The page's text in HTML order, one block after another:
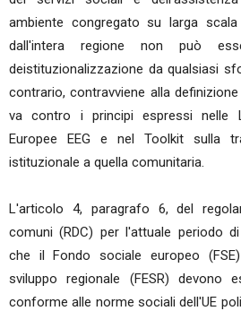
ambiente congregato su larga
dall'intera regione non può
deistituzionalizzazione da qualsiasi
contrario, contravviene alla
va contro i principi espressi nelle
Europee EEG e nel Toolkit sulla
istituzionale a quella comunitaria.
L'articolo 4, paragrafo 6, del
comuni (RDC) per l'attuale periodo
che il Fondo sociale europeo
sviluppo regionale (FESR) devono
conforme alle norme sociali dell'UE